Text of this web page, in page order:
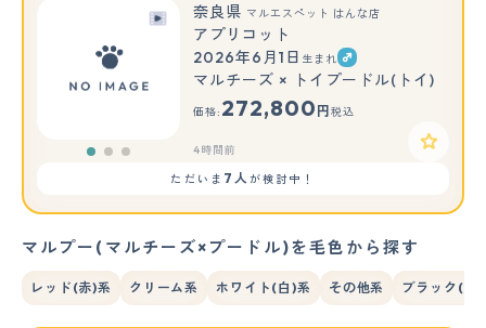
もっと見る
奈良県 マルエスペット はんな店
アプリコット
2026年6月1日 生まれ
マルチーズ × トイプードル(トイ)
価格: 272,800 円 税込
4時間前
ただいま 7人が検討中！
マルプー(マルチーズ×プードル)を毛色から探す
レッド(赤)系 クリーム系 ホワイト(白)系 その他系 ブラック(黒)